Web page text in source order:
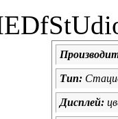
Тип:
Дисплей: